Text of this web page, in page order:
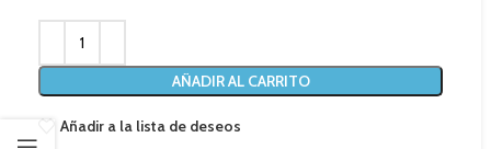
AÑADIR AL CARRITO
Añadir a la lista de deseos